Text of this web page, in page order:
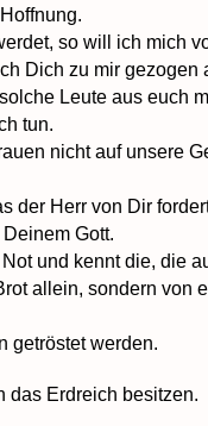
so will ich mich
Dich zu mir gezogen
Leute aus euch
tun.
nicht auf unsere
der Herr von Dir
Gott.
und kennt die, die
allein, sondern von
getröstet werden.
das Erdreich besitzen.